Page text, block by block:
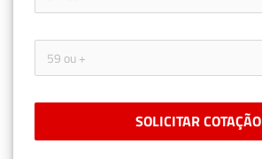
SOLICITAR COTAÇÃO